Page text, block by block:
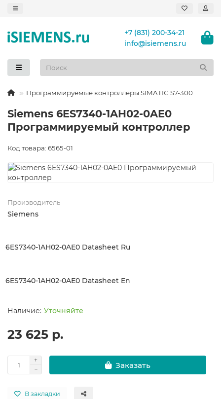
+7 (831) 200-34-21
info@isiemens.ru
Программируемые контроллеры SIMATIC S7-300
Siemens 6ES7340-1AH02-0AE0
Программируемый контроллер
Код товара: 6565-01
Производитель
Siemens
6ES7340-1AH02-0AE0 Datasheet Ru
6ES7340-1AH02-0AE0 Datasheet En
Уточняйте
23 625 р.
Заказать
В закладки